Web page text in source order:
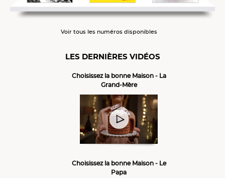
Voir tous les numéros disponibles
LES DERNIÈRES VIDÉOS
Choisissez la bonne Maison - La
Grand-Mère
Choisissez la bonne Maison - Le
Papa